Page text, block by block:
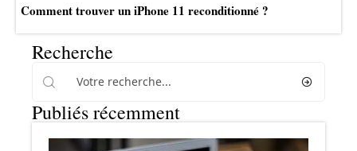
Comment trouver un iPhone 11 reconditionné ?
Recherche
Publiés récemment